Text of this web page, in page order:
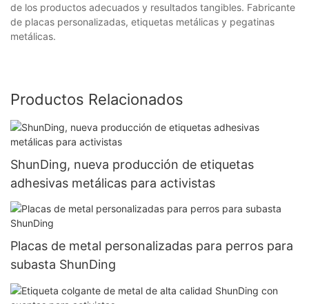
de los productos adecuados y resultados tangibles. Fabricante
de placas personalizadas, etiquetas metálicas y pegatinas
metálicas.
Productos Relacionados
ShunDing, nueva producción de etiquetas
adhesivas metálicas para activistas
Placas de metal personalizadas para perros para
subasta ShunDing